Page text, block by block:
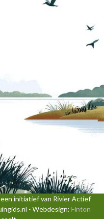
initiatief van Rivier Actief
- Webdesign: Finton